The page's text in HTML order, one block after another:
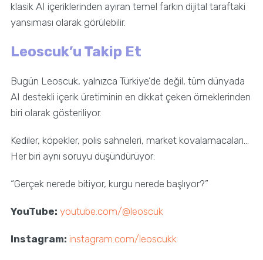
klasik AI içeriklerinden ayıran temel farkın dijital taraftaki
yansıması olarak görülebilir.
Leoscuk’u Takip Et
Bugün Leoscuk, yalnızca Türkiye’de değil, tüm dünyada
AI destekli içerik üretiminin en dikkat çeken örneklerinden
biri olarak gösteriliyor.
Kediler, köpekler, polis sahneleri, market kovalamacaları…
Her biri aynı soruyu düşündürüyor:
“Gerçek nerede bitiyor, kurgu nerede başlıyor?”
YouTube: youtube.com/@leoscuk
Instagram: instagram.com/leoscukk